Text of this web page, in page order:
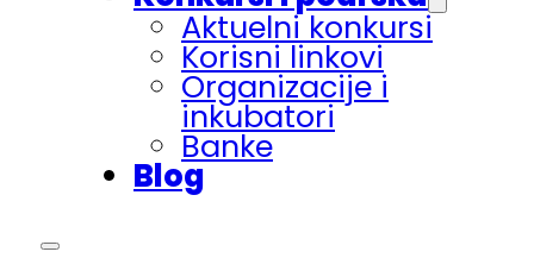
Aktuelni konkursi
Korisni linkovi
Organizacije i
inkubatori
Banke
Blog